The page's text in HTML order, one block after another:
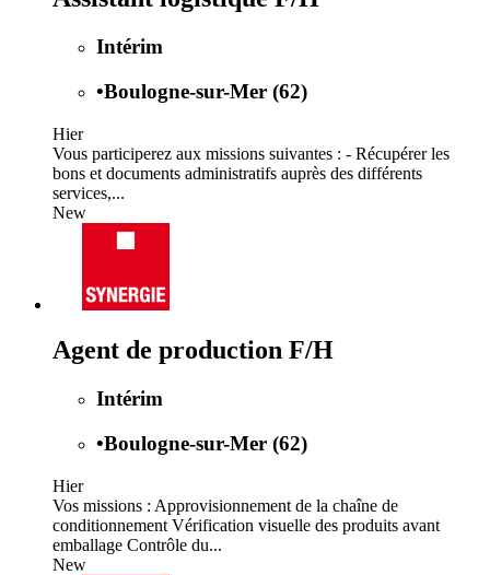
Intérim
•Boulogne-sur-Mer (62)
Hier
Vous participerez aux missions suivantes : - Récupérer les
bons et documents administratifs auprès des différents
services,...
New
Agent de production F/H
Intérim
•Boulogne-sur-Mer (62)
Hier
Vos missions : Approvisionnement de la chaîne de
conditionnement Vérification visuelle des produits avant
emballage Contrôle du...
New